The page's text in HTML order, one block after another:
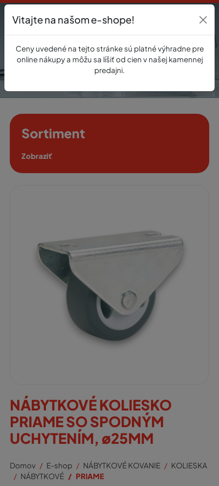
0
Sortiment
Zobraziť
NÁBYTKOVÉ KOLIESKO
PRIAME SO SPODNÝM
UCHYTENÍM, ø25MM
Domov E-shop NÁBYTKOVÉ KOVANIE
KOLIESKA
NÁBYTKOVÉ
PRIAME
Vitajte na našom e-shope!
Ceny uvedené na tejto stránke sú platné výhradne pre
online nákupy a môžu sa líšiť od cien v našej kamennej
predajni.